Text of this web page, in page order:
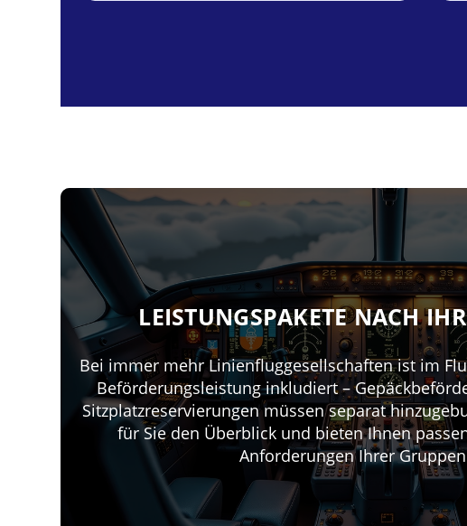
LEISTUNGSPAKETE NACH
Bei immer mehr Linienfluggesellschaften ist im
Beförderungsleistung inkludiert –
Sitzplatzreservierungen müssen separat
für Sie den Überblick und bieten Ihnen
Anforderungen Ihrer